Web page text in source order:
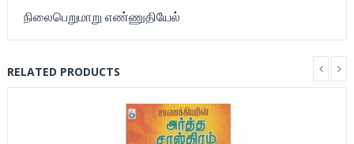
நிலைபெறுமாறு எண்ணுதியேல்
RELATED PRODUCTS